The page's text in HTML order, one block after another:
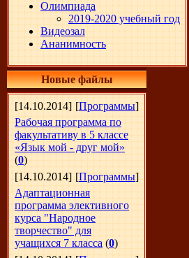
Олимпиада
2019-2020 учебный год
Видеозал
Ананимность
Новые файлы
[14.10.2014] [Программы]
Рабочая программа по
факультативу в 5 классе
«Язык мой - друг мой»
(0)
[14.10.2014] [Программы]
Адаптационная
программа элективного
курса "Народное
творчество" для
учащихся 7 класса (0)